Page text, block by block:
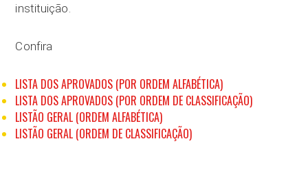
instituição.
Confira
LISTA DOS APROVADOS (POR ORDEM ALFABÉTICA)
LISTA DOS APROVADOS (POR ORDEM DE CLASSIFICAÇÃO)
LISTÃO GERAL (ORDEM ALFABÉTICA)
LISTÃO GERAL (ORDEM DE CLASSIFICAÇÃO)